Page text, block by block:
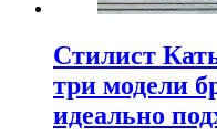
Стилист
три модели
идеально